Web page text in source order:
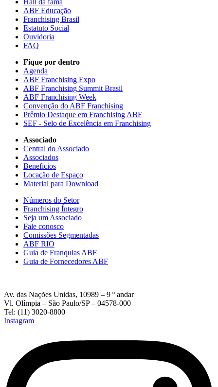
Hall da fama
ABF Educação
Franchising Brasil
Estatuto Social
Ouvidoria
FAQ
Fique por dentro
Agenda
ABF Franchising Expo
ABF Franchising Summit Brasil
ABF Franchising Week
Convenção do ABF Franchising
Prêmio Destaque em Franchising ABF
SEF - Selo de Excelência em Franchising
Associado
Central do Associado
Associados
Beneficios
Locação de Espaço
Material para Download
Números do Setor
Franchising Íntegro
Seja um Associado
Fale conosco
Comissões Segmentadas
ABF RIO
Guia de Franquias ABF
Guia de Fornecedores ABF
Av. das Nações Unidas, 10989 – 9 º andar
Vl. Olímpia – São Paulo/SP – 04578-000
Tel: (11) 3020-8800
Instagram